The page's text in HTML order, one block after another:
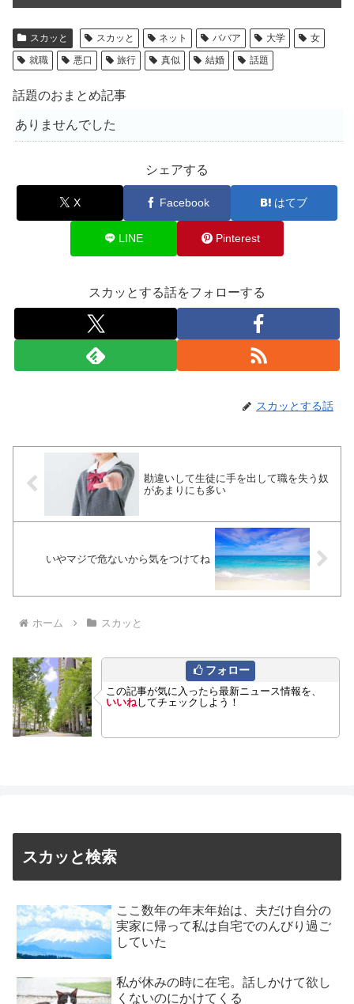
スカッと スカッと ネット ババア 大学
女
就職
悪口 旅行 真似 結婚 話題
話題のおまとめ記事
ありませんでした
シェアする
X Facebook はてブ
LINE Pinterest
スカッとする話をフォローする
スカッとする話
勘違いして生徒に手を出して職を失う奴
があまりにも多い
いやマジで危ないから気をつけてね
ホーム スカッと
フォロー
この記事が気に入ったら最新ニュース情報を、
いいねしてチェックしよう！
スカッと検索
ここ数年の年末年始は、夫だけ自分の
実家に帰って私は自宅でのんびり過ご
していた
私が休みの時に在宅。話しかけて欲し
くないのにかけてくる